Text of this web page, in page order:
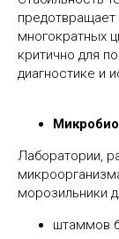
предотвращает
многократных
критично для
диагностике и
Лаборатории,
морозильники
штаммов